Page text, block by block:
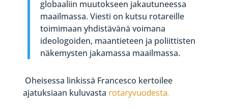
globaaliin muutokseen jakautuneessa
maailmassa. Viesti on kutsu rotareille
toimimaan yhdistävänä voimana
ideologoiden, maantieteen ja poliittisten
näkemysten jakamassa maailmassa.
Oheisessa linkissä Francesco kertoilee
ajatuksiaan kuluvasta rotaryvuodesta.